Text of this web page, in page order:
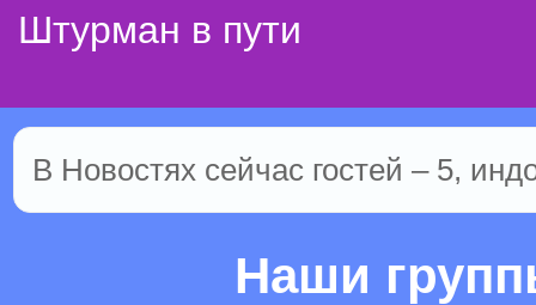
Штурман в пути
В Новостях сейчас гостей – 5,
Наши